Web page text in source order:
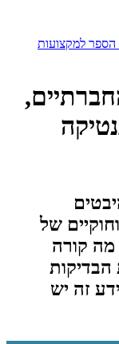
הספר למקצועות
של
מה קורה
זה יש